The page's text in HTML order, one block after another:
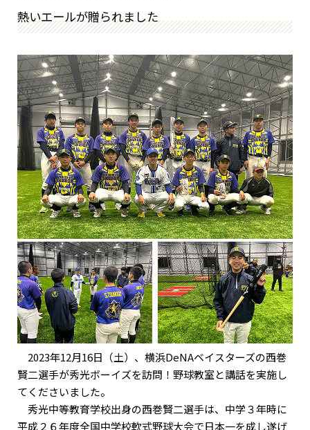
熱いエールが贈られました
2023年12月16日（土）、横浜DeNAベイスターズの西巻
賢二選手が秀光ボーイズを訪問！野球教室と講話を実施し
てくださいました。
秀光中等教育学校出身の西巻賢二選手は、中学３年時に
平成２６年度全国中学校軟式野球大会で日本一を成し遂げ